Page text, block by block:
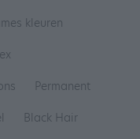
kleuren
Permanent
Black Hair